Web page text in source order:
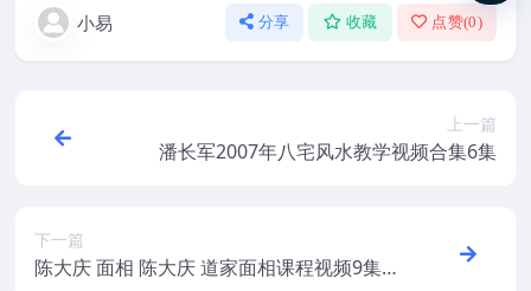
小易 分享 收藏 点赞(0)
上一篇
潘长军2007年八宅风水教学视频合集6集
下一篇
陈大庆 面相 陈大庆 道家面相课程视频9集+